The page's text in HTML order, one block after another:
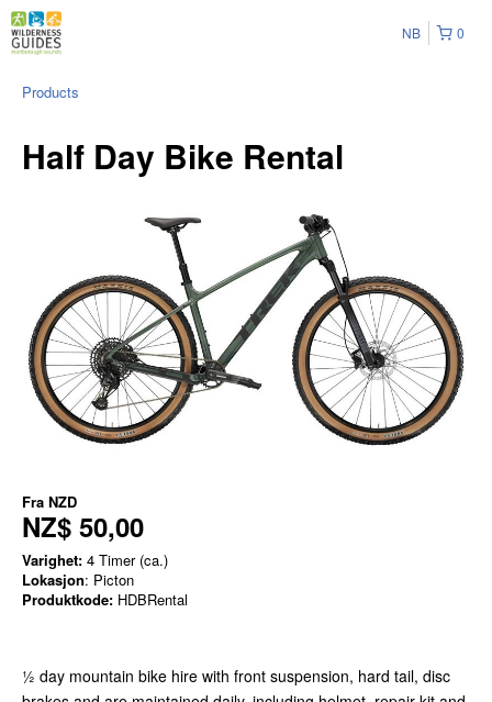
0
NB
Products
Half Day Bike Rental
Fra NZD
NZ$ 50,00
Varighet: 4 Timer (ca.)
Lokasjon: Picton
Produktkode: HDBRental
½ day mountain bike hire with front suspension, hard tail, disc